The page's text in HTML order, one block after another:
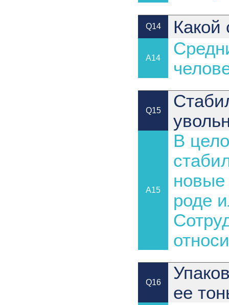
Q14 Какой
A14
Q15
A15
В
новые
роде
Q16
ее